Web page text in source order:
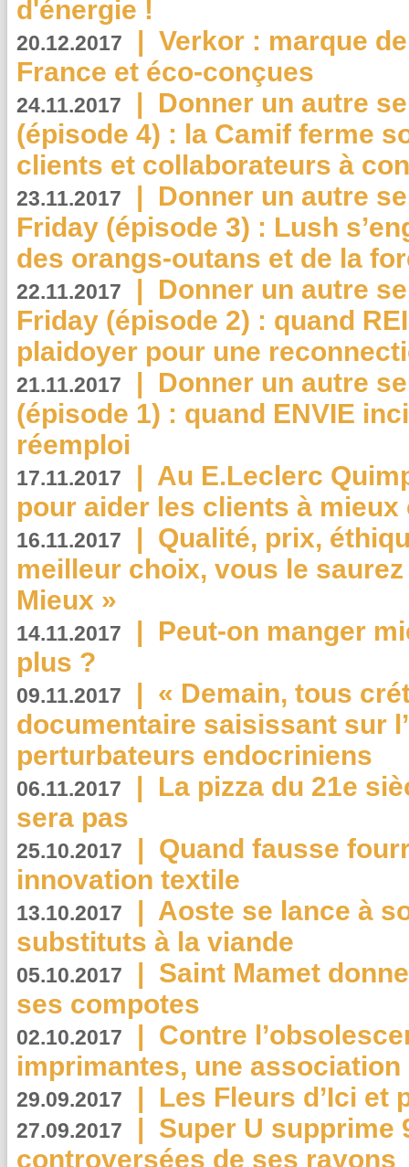
d'énergie !
20.12.2017 | Verkor : marque
France et éco-conçues
24.11.2017 | Donner un autre
(épisode 4) : la Camif ferme
clients et collaborateurs à
23.11.2017 | Donner un autre
Friday (épisode 3) : Lush
des orangs-outans et de la
22.11.2017 | Donner un autre
Friday (épisode 2) : quand
plaidoyer pour une
21.11.2017 | Donner un autre
(épisode 1) : quand ENVIE
réemploi
17.11.2017 | Au E.Leclerc
pour aider les clients à
16.11.2017 | Qualité, prix,
meilleur choix, vous le
Mieux »
14.11.2017 | Peut-on manger
plus ?
09.11.2017 | « Demain, tous
documentaire saisissant sur
perturbateurs endocriniens
06.11.2017 | La pizza du 21e
sera pas
25.10.2017 | Quand fausse
innovation textile
13.10.2017 | Aoste se lance à
substituts à la viande
05.10.2017 | Saint Mamet
ses compotes
02.10.2017 | Contre
imprimantes, une
29.09.2017 | Les Fleurs d’Ici et
27.09.2017 | Super U supprime
controversées de ses rayons